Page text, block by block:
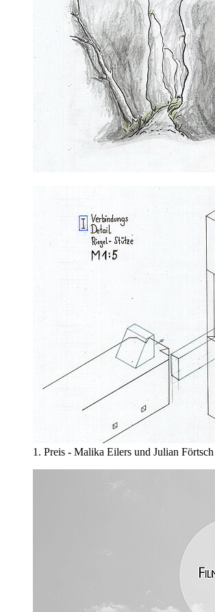
1. Preis - Malika Eilers und Julian Förtsch